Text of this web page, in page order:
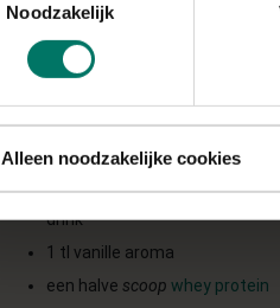
Noodzakelijk
Alleen noodzakelijke cookies
35 g havermeel (havermout
blenden)
10 g gebroken lijnzaad
50 g courgette / broccoli rijst
175 ml ongezoete
drink
1 tl vanille aroma
een halve scoop whey protein